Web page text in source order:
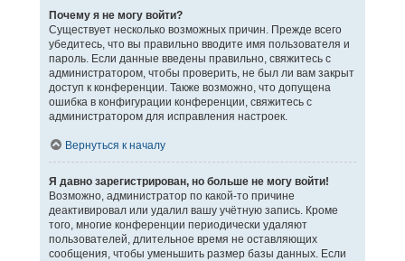
Почему я не могу войти?
Существует несколько возможных причин. Прежде всего
убедитесь, что вы правильно вводите имя пользователя и
пароль. Если данные введены правильно, свяжитесь с
администратором, чтобы проверить, не был ли вам закрыт
доступ к конференции. Также возможно, что допущена
ошибка в конфигурации конференции, свяжитесь с
администратором для исправления настроек.
Вернуться к началу
Я давно зарегистрирован, но больше не могу войти!
Возможно, администратор по какой-то причине
деактивировал или удалил вашу учётную запись. Кроме
того, многие конференции периодически удаляют
пользователей, длительное время не оставляющих
сообщения, чтобы уменьшить размер базы данных. Если